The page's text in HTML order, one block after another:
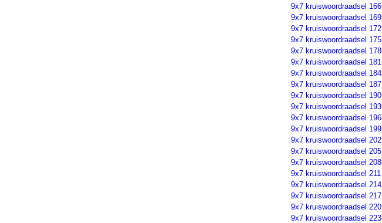
9x7 kruiswoordraadsel 166
9x7 kruiswoordraadsel 169
9x7 kruiswoordraadsel 172
9x7 kruiswoordraadsel 175
9x7 kruiswoordraadsel 178
9x7 kruiswoordraadsel 181
9x7 kruiswoordraadsel 184
9x7 kruiswoordraadsel 187
9x7 kruiswoordraadsel 190
9x7 kruiswoordraadsel 193
9x7 kruiswoordraadsel 196
9x7 kruiswoordraadsel 199
9x7 kruiswoordraadsel 202
9x7 kruiswoordraadsel 205
9x7 kruiswoordraadsel 208
9x7 kruiswoordraadsel 211
9x7 kruiswoordraadsel 214
9x7 kruiswoordraadsel 217
9x7 kruiswoordraadsel 220
9x7 kruiswoordraadsel 223